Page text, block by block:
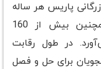
پاریس هر ساله
بیش از 350 دانشجو، مربی و همچنین بیش از 160
در طول رقابت
برای حل و فصل